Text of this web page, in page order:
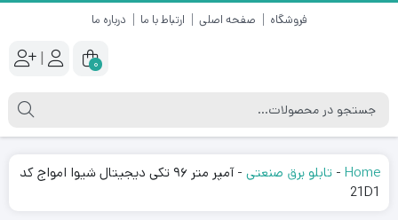
فروشگاه صفحه اصلی ارتباط با ما درباره ما
0
|
Home
- تابلو برق صنعتی -
آمپر متر ۹۶ تکی دیجیتال شیوا امواج کد
21D1